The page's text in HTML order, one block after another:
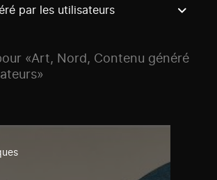
par les utilisateurs
«Art, Nord, Contenu généré